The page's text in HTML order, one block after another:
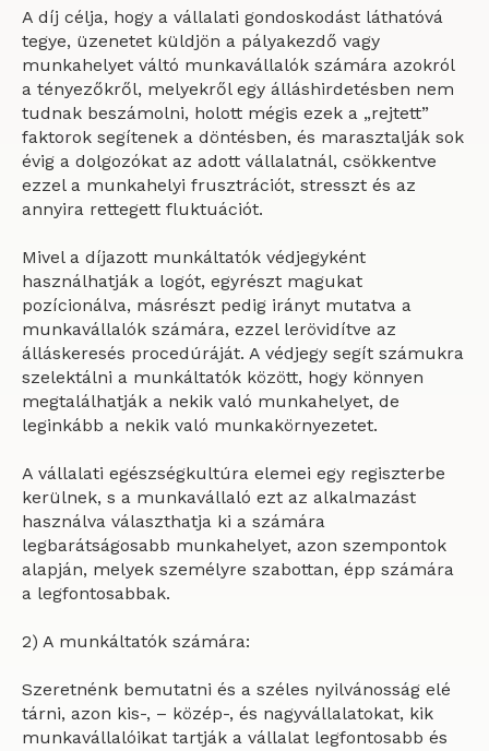
A díj célja, hogy a vállalati gondoskodást láthatóvá
tegye, üzenetet küldjön a pályakezdő vagy
munkahelyet váltó munkavállalók számára azokról
a tényezőkről, melyekről egy álláshirdetésben nem
tudnak beszámolni, holott mégis ezek a „rejtett”
faktorok segítenek a döntésben, és marasztalják sok
évig a dolgozókat az adott vállalatnál, csökkentve
ezzel a munkahelyi frusztrációt, stresszt és az
annyira rettegett fluktuációt.
Mivel a díjazott munkáltatók védjegyként
használhatják a logót, egyrészt magukat
pozícionálva, másrészt pedig irányt mutatva a
munkavállalók számára, ezzel lerövidítve az
álláskeresés procedúráját. A védjegy segít számukra
szelektálni a munkáltatók között, hogy könnyen
megtalálhatják a nekik való munkahelyet, de
leginkább a nekik való munkakörnyezetet.
A vállalati egészségkultúra elemei egy regiszterbe
kerülnek, s a munkavállaló ezt az alkalmazást
használva választhatja ki a számára
legbarátságosabb munkahelyet, azon szempontok
alapján, melyek személyre szabottan, épp számára
a legfontosabbak.
2) A munkáltatók számára:
Szeretnénk bemutatni és a széles nyilvánosság elé
tárni, azon kis-, – közép-, és nagyvállalatokat, kik
munkavállalóikat tartják a vállalat legfontosabb és